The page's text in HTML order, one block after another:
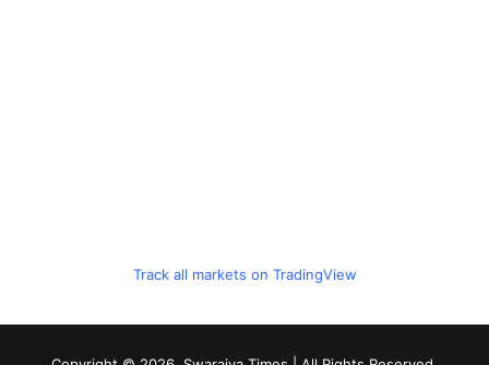
Track all markets on TradingView